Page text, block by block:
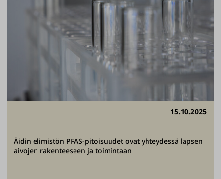
15.10.2025
Äidin elimistön PFAS-pitoisuudet ovat yhteydessä lapsen
aivojen rakenteeseen ja toimintaan